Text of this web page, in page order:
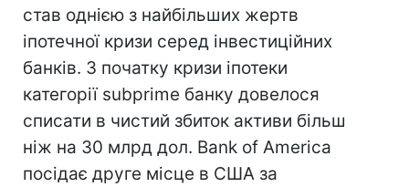
став однією з найбільших жертв
іпотечної кризи серед інвестиційних
банків. З початку кризи іпотеки
категорії subprime банку довелося
списати в чистий збиток активи більш
ніж на 30 млрд дол. Bank of America
посідає друге місце в США за